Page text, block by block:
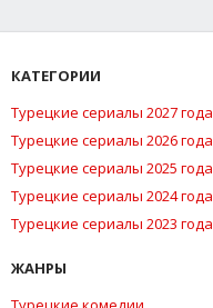
КАТЕГОРИИ
Турецкие сериалы 2027 года
Турецкие сериалы 2026 года
Турецкие сериалы 2025 года
Турецкие сериалы 2024 года
Турецкие сериалы 2023 года
ЖАНРЫ